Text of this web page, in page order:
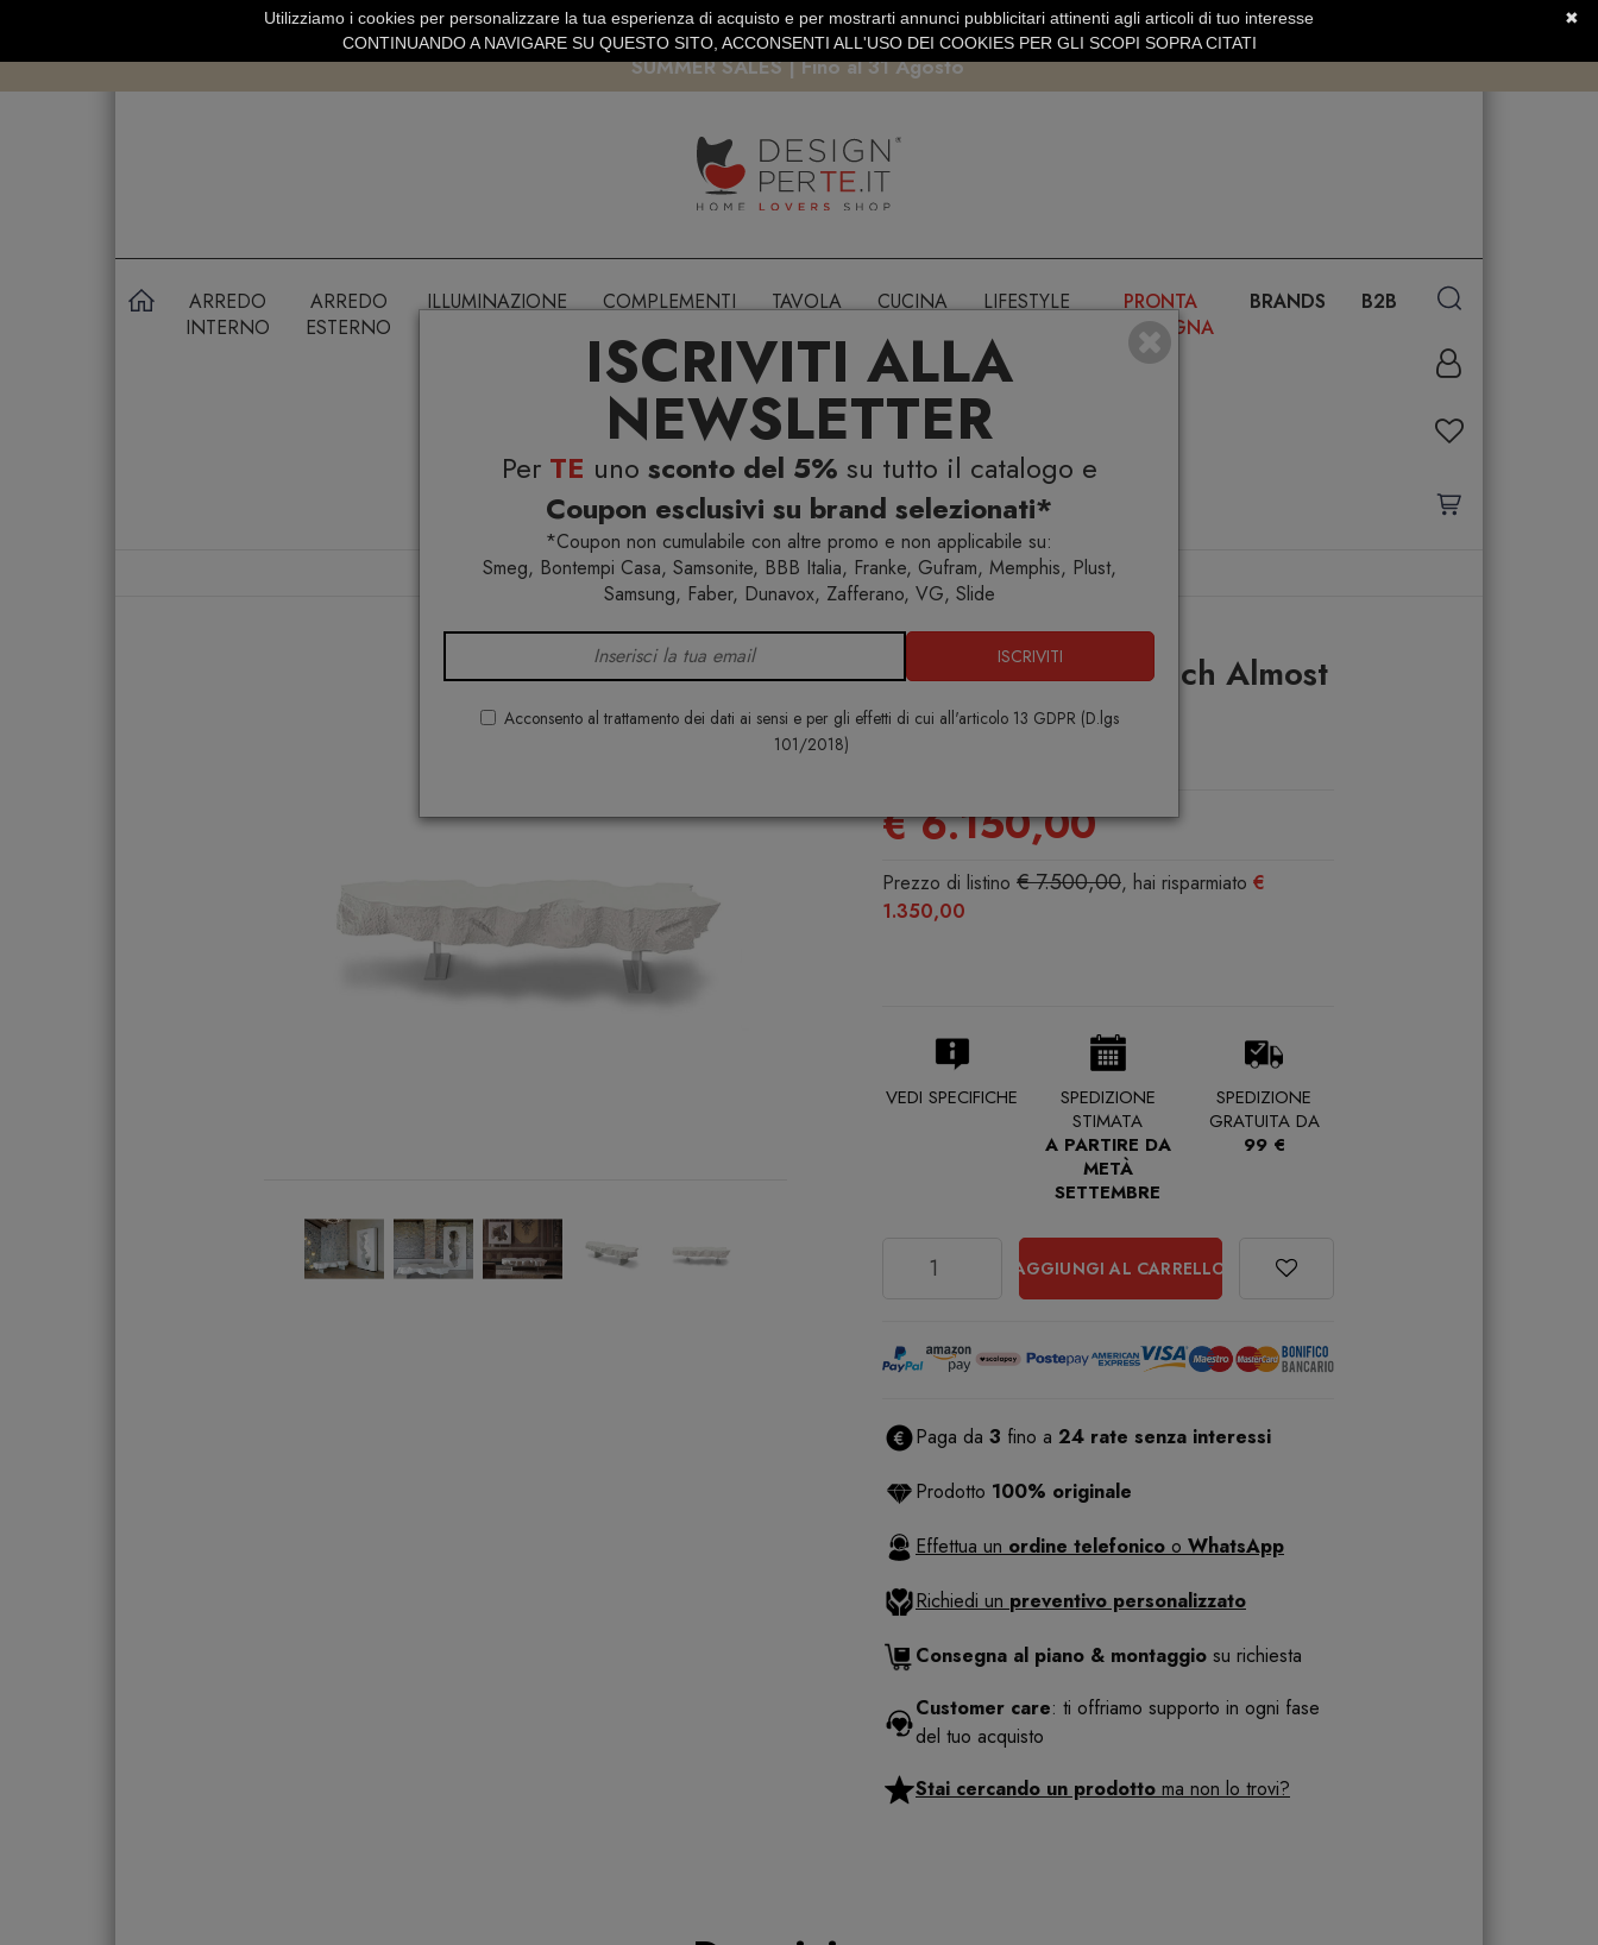
ISCRIVITI ALLA
NEWSLETTER
Per TE uno sconto del 5% su tutto il catalogo e
Coupon esclusivi su brand selezionati*
*Coupon non cumulabile con altre promo e non applicabile su:
Smeg, Bontempi Casa, Samsonite, BBB Italia, Franke, Gufram, Memphis, Plust,
Samsung, Faber, Dunavox, Zafferano, VG, Slide
ISCRIVITI
Acconsento al trattamento dei dati ai sensi e per gli effetti di cui all'articolo 13 GDPR (D.lgs
101/2018)
SPEDIZIONE GRATUITA SOPRA 99 EURO PAGAMENTO SICURO PAYPAL · CARTA DI CREDITO SERVIZIO CLIENTI +39.0773.470.562
SUMMER SALES | Fino al 31 Agosto
ARREDO
INTERNO
ARREDO
ESTERNO
ILLUMINAZIONE COMPLEMENTI TAVOLA CUCINA LIFESTYLE
PRONTA
CONSEGNA
BRANDS B2B
Home Arredo interno Panche Gufram Broken Bench Almost White Panca
Gufram Broken Bench Almost
White Panca
€ 6.150,00
Prezzo di listino € 7.500,00, hai risparmiato €
1.350,00
VEDI SPECIFICHE
SPEDIZIONE
STIMATA
A PARTIRE DA
METÀ
SETTEMBRE
SPEDIZIONE
GRATUITA DA
99 €
AGGIUNGI AL CARRELLO
Paga da 3 fino a 24 rate senza interessi
Prodotto 100% originale
Effettua un ordine telefonico o WhatsApp
Richiedi un preventivo personalizzato
Consegna al piano & montaggio su richiesta
Customer care: ti offriamo supporto in ogni fase
del tuo acquisto
Stai cercando un prodotto ma non lo trovi?
✖
Utilizziamo i cookies per personalizzare la tua esperienza di acquisto e per mostrarti annunci pubblicitari attinenti agli articoli di tuo interesse
CONTINUANDO A NAVIGARE SU QUESTO SITO, ACCONSENTI ALL'USO DEI COOKIES PER GLI SCOPI SOPRA CITATI